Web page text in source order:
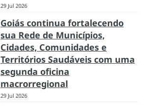
29 Jul 2026
Goiás continua fortalecendo
sua Rede de Municípios,
Cidades, Comunidades e
Territórios Saudáveis com uma
segunda oficina
macrorregional
29 Jul 2026